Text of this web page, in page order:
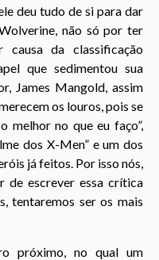
deu tudo de si para dar
não só por ter
causa da classificação
que sedimentou sua
James Mangold, assim
os louros, pois se
melhor no que eu faço”,
dos X-Men” e um dos
já feitos. Por isso nós,
de escrever essa crítica
tentaremos ser os mais
próximo, no qual um